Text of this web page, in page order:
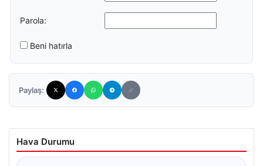
Parola:
Beni hatırla
Paylaş:
Hava Durumu